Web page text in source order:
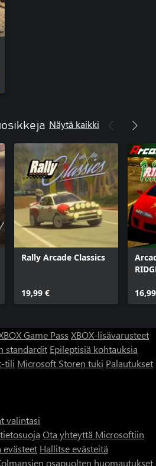
Näytä kaikki
Rally Arcade Classics
19,99 €
Game Pass XBOX-lisävarusteet
standardit Epileptisiä kohtauksia
tili Microsoft Storen tuki Palautukset
valintasi
Ota yhteyttä Microsoftiin
evästeet Hallitse evästeitä
osapuolten huomautukset